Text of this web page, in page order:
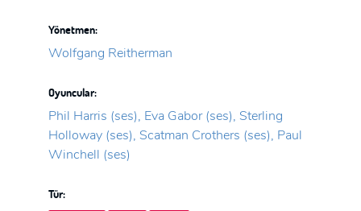
Yönetmen:
Wolfgang Reitherman
Oyuncular:
Phil Harris (ses), Eva Gabor (ses), Sterling
Holloway (ses), Scatman Crothers (ses), Paul
Winchell (ses)
Tür: